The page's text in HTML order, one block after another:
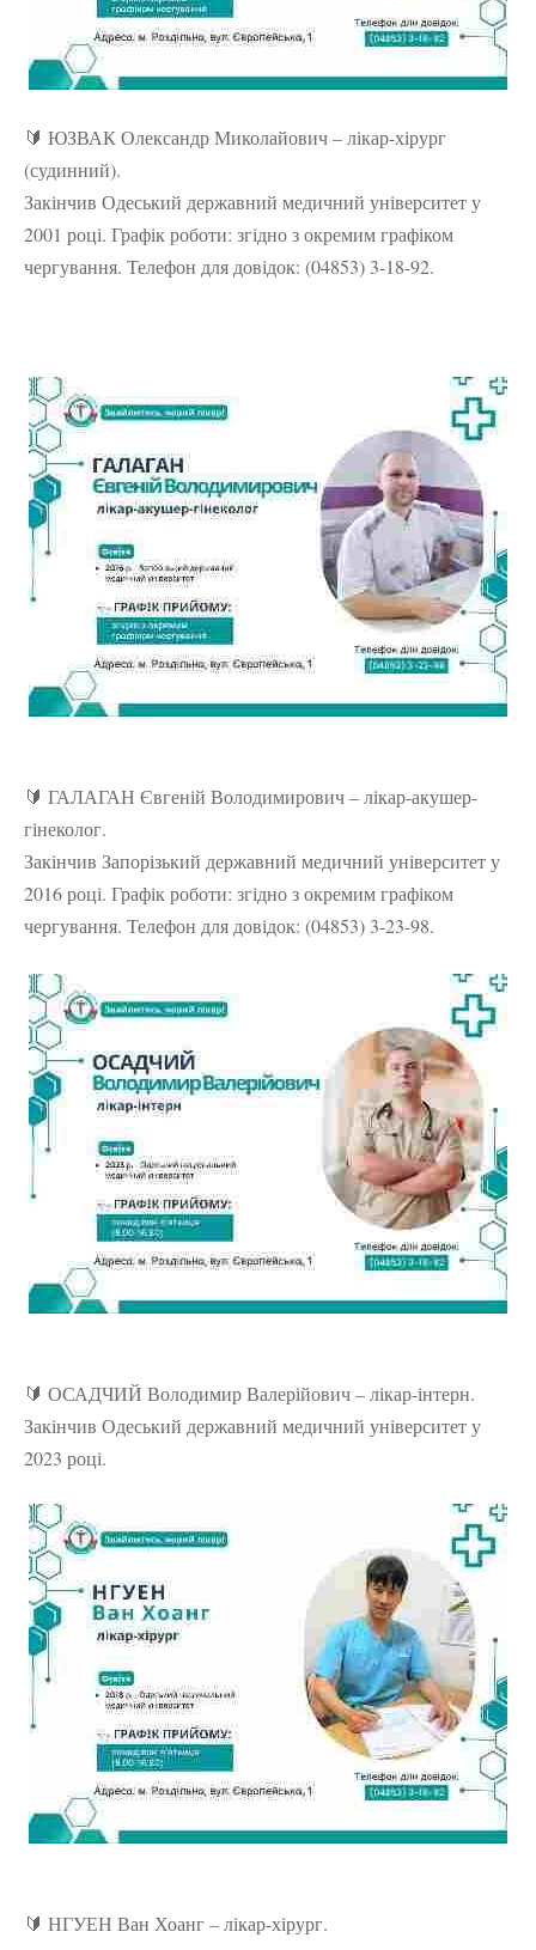
🔰 ЮЗВАК Олександр Миколайович – лікар-хірург
(судинний).
Закінчив Одеський державний медичний університет у
2001 році. Графік роботи: згідно з окремим графіком
чергування. Телефон для довідок: (04853) 3-18-92.
🔰 ГАЛАГАН Євгеній Володимирович – лікар-акушер-
гінеколог.
Закінчив Запорізький державний медичний університет у
2016 році. Графік роботи: згідно з окремим графіком
чергування. Телефон для довідок: (04853) 3-23-98.
🔰 ОСАДЧИЙ Володимир Валерійович – лікар-інтерн.
Закінчив Одеський державний медичний університет у
2023 році.
🔰 НГУЕН Ван Хоанг – лікар-хірург.